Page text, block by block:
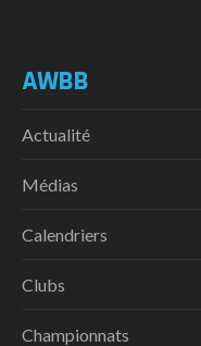
AWBB
Actualité
Médias
Calendriers
Clubs
Championnats